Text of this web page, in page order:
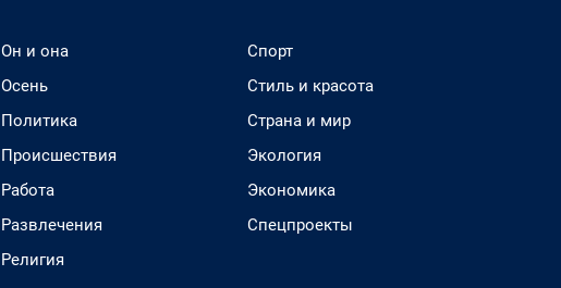
Он и она
Осень
Политика
Происшествия
Работа
Развлечения
Религия
Спорт
Стиль и красота
Страна и мир
Экология
Экономика
Спецпроекты